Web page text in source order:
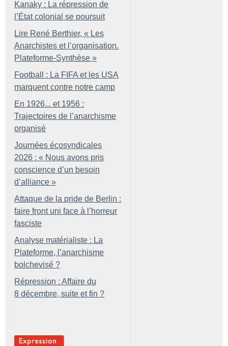
Kanaky : La répression de
l’État colonial se poursuit
Lire René Berthier, « Les
Anarchistes et l’organisation.
Plateforme-Synthèse »
Football : La FIFA et les USA
marquent contre notre camp
En 1926... et 1956 :
Trajectoires de l’anarchisme
organisé
Journées écosyndicales
2026 : « Nous avons pris
conscience d’un besoin
d’alliance »
Attaque de la pride de Berlin :
faire front uni face à l’horreur
fasciste
Analyse matérialiste : La
Plateforme, l’anarchisme
bolchevisé ?
Répression : Affaire du
8 décembre, suite et fin ?